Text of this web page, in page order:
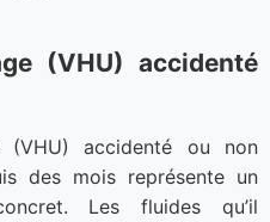
(VHU) accidenté
(VHU) accidenté ou non
des mois représente un
Les fluides qu’il